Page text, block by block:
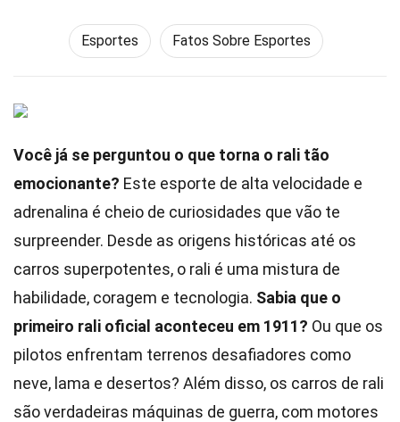
Esportes Fatos Sobre Esportes
Você já se perguntou o que torna o rali tão
emocionante? Este esporte de alta velocidade e
adrenalina é cheio de curiosidades que vão te
surpreender. Desde as origens históricas até os
carros superpotentes, o rali é uma mistura de
habilidade, coragem e tecnologia. Sabia que o
primeiro rali oficial aconteceu em 1911? Ou que os
pilotos enfrentam terrenos desafiadores como
neve, lama e desertos? Além disso, os carros de rali
são verdadeiras máquinas de guerra, com motores